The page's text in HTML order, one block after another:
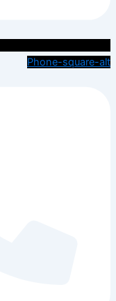
Phone-square-alt